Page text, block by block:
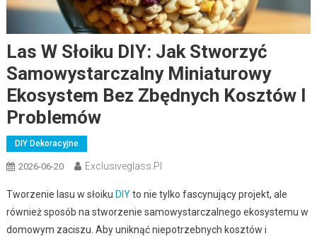
Las W Słoiku DIY: Jak Stworzyć
Samowystarczalny Miniaturowy
Ekosystem Bez Zbędnych Kosztów I
Problemów
DIY Dekoracyjne
2026-06-20 Exclusiveglass.pl
Tworzenie lasu w słoiku DIYto nie tylko fascynujący projekt, ale
również sposób na stworzenie samowystarczalnego ekosystemu w
domowym zaciszu. Aby uniknąć niepotrzebnych kosztów i